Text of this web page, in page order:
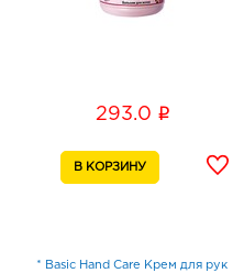
293.0 i
* Basic Hand Care Крем для рук